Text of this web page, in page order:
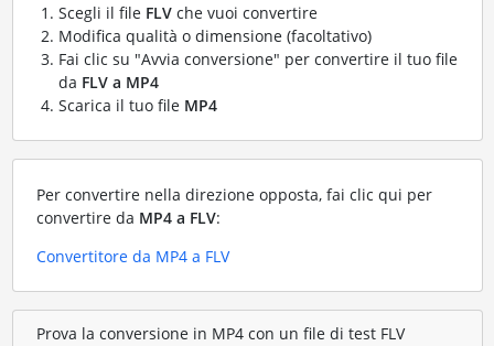
Scegli il file FLVche vuoi convertire
Modifica qualità o dimensione (facoltativo)
Fai clic su "Avvia conversione" per convertire il tuo file
da FLV a MP4
Scarica il tuo file MP4
Per convertire nella direzione opposta, fai clic qui per
convertire da MP4 a FLV:
Convertitore da MP4 a FLV
Prova la conversione in MP4 con un file di test FLV